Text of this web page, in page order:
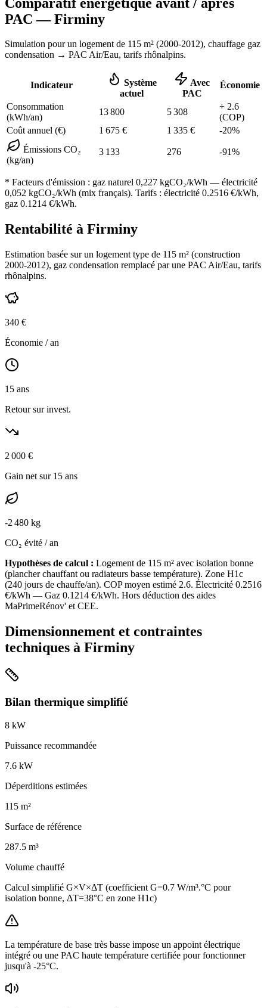
PAC —Firminy
Simulation pour un logement de 115 m² (2000-2012), chauffage gaz
condensation → PAC Air/Eau, tarifs rhônalpins.
Indicateur
Système
actuel
Avec
PAC
Économie
Consommation
(kWh/an)
13 800 5 308
÷ 2.6
(COP)
Coût annuel (€)
1 675 € 1 335 € -20%
Émissions CO₂
(kg/an)
3 133 276 -91%
* Facteurs d'émission : gaz naturel 0,227 kgCO₂/kWh — électricité
0,052 kgCO₂/kWh (mix français). Tarifs : électricité 0.2516 €/kWh,
gaz 0.1214 €/kWh.
Rentabilité à Firminy
Estimation basée sur un logement type de 115 m² (construction
2000-2012), gaz condensation remplacé par une PAC Air/Eau, tarifs
rhônalpins.
340 €
Économie / an
15 ans
Retour sur invest.
2 000 €
Gain net sur 15 ans
-2 480 kg
CO₂ évité / an
Hypothèses de calcul : Logement de 115 m² avec isolation bonne
(plancher chauffant ou radiateurs basse température). Zone H1c
(240 jours de chauffe/an). COP moyen estimé 2.6. Électricité 0.2516
€/kWh — Gaz 0.1214 €/kWh. Hors déduction des aides
MaPrimeRénov' et CEE.
Dimensionnement et contraintes
techniques à Firminy
Bilan thermique simplifié
8 kW
Puissance recommandée
7.6 kW
Déperditions estimées
115 m²
Surface de référence
287.5 m³
Volume chauffé
Calcul simplifié G×V×ΔT (coefficient G=0.7 W/m³.°C pour
isolation bonne, ΔT=38°C en zone H1c)
La température de base très basse impose un appoint électrique
intégré ou une PAC haute température certifiée pour fonctionner
jusqu'à -25°C.